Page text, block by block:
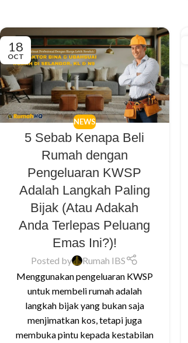
18
OCT
NEWS
5 Sebab Kenapa Beli
Rumah dengan
Pengeluaran KWSP
Adalah Langkah Paling
Bijak (Atau Adakah
Anda Terlepas Peluang
Emas Ini?)!
Posted by
Rumah IBS
Menggunakan pengeluaran KWSP
untuk membeli rumah adalah
langkah bijak yang bukan saja
menjimatkan kos, tetapi juga
membuka pintu kepada kestabilan